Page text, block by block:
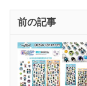
前の記事